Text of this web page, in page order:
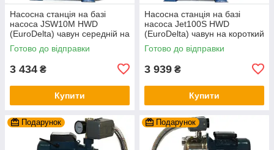
Насосна станція на базі
насоса JSW10M HWD
(EuroDelta) чавун середній на
баку 24л (гарантія 2 роки)
Готово до відправки
3 434 ₴
Купити
Насосна станція на базі
насоса Jet100S HWD
(EuroDelta) чавун на короткий
баку 24л (гарантія 2 роки)
Готово до відправки
3 939 ₴
Купити
Подарунок Подарунок